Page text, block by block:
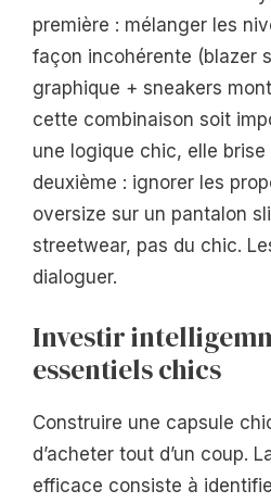
première : mélanger les
façon incohérente (blazer
graphique + sneakers
cette combinaison soit
une logique chic, elle brise
deuxième : ignorer les
oversize sur un pantalon
streetwear, pas du chic.
dialoguer.
Investir
essentiels chics
Construire une capsule
d’acheter tout d’un coup.
efficace consiste à